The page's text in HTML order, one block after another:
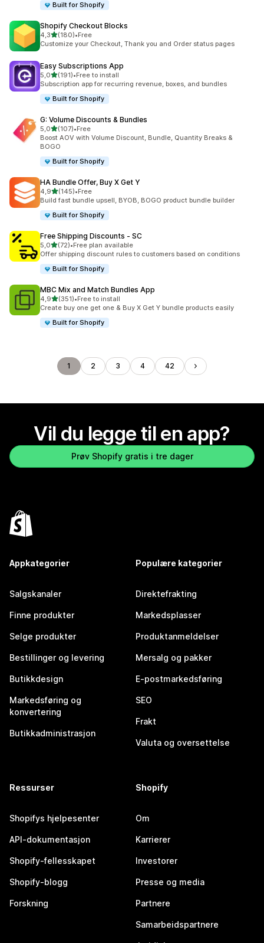
Built for Shopify
Shopify Checkout Blocks
4,3av 5 stjerner
(180)
Totalt 180 omtaler
•Free
Customize your Checkout, Thank you and Order status pages
Easy Subscriptions App
5,0av 5 stjerner
(191)
Totalt 191 omtaler
•Free to install
Subscription app for recurring revenue, boxes, and bundles
Built for Shopify
G: Volume Discounts & Bundles
5,0av 5 stjerner
(107)
Totalt 107 omtaler
•Free
Boost AOV with Volume Discount, Bundle, Quantity Breaks &
BOGO
Built for Shopify
HA Bundle Offer, Buy X Get Y
4,9av 5 stjerner
(145)
Totalt 145 omtaler
•Free
Build fast bundle upsell, BYOB, BOGO product bundle builder
Built for Shopify
Free Shipping Discounts ‑ SC
5,0av 5 stjerner
(72)
Totalt 72 omtaler
•Free plan available
Offer shipping discount rules to customers based on conditions
Built for Shopify
MBC Mix and Match Bundles App
4,9av 5 stjerner
(351)
Totalt 351 omtaler
•Free to install
Create buy one get one & Buy X Get Y bundle products easily
Built for Shopify
1 2 3 4 42
Vil du legge til en app?
Prøv Shopify gratis i tre dager
Appkategorier
Salgskanaler
Finne produkter
Selge produkter
Bestillinger og levering
Butikkdesign
Markedsføring og
konvertering
Butikkadministrasjon
Populære kategorier
Direktefrakting
Markedsplasser
Produktanmeldelser
Mersalg og pakker
E-postmarkedsføring
SEO
Frakt
Valuta og oversettelse
Ressurser
Shopifys hjelpesenter
API-dokumentasjon
Shopify-fellesskapet
Shopify-blogg
Forskning
Shopify
Om
Karrierer
Investorer
Presse og media
Partnere
Samarbeidspartnere